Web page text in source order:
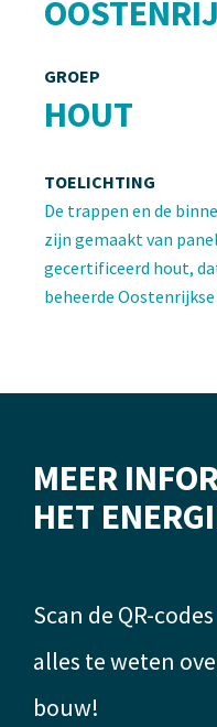
GROEP
HOUT
TOELICHTING
De trappen en de
zijn gemaakt van
gecertificeerd hout,
beheerde Oostenrijkse
MEER
HET
Scan de QR-
alles te weten
bouw!